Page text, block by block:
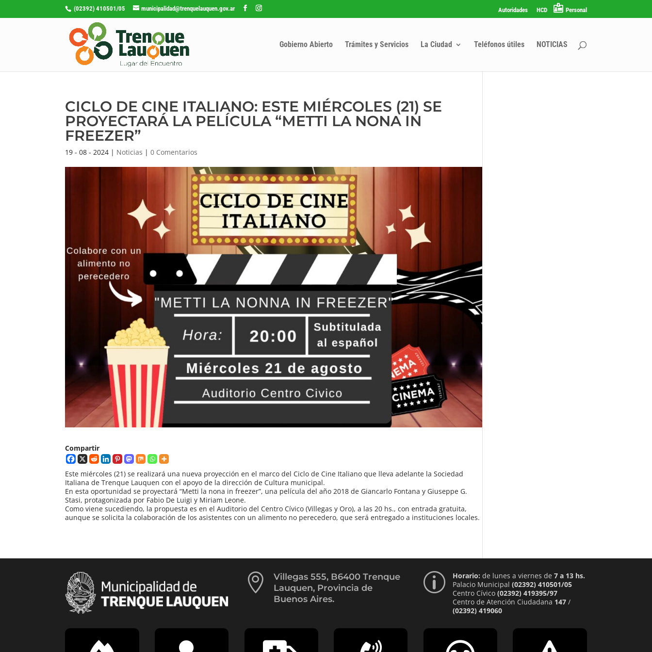
(02392) 410501/05 municipalidad@trenquelauquen.gov.ar Autoridades HCD Personal
Gobierno Abierto Trámites y Servicios La Ciudad Teléfonos útiles NOTICIAS
CICLO DE CINE ITALIANO: ESTE MIÉRCOLES (21) SE
PROYECTARÁ LA PELÍCULA “METTI LA NONA IN
FREEZER”
19 - 08 - 2024 | Noticias |0 Comentarios
Compartir
Este miércoles (21) se realizará una nueva proyección en el marco del Ciclo de Cine Italiano que lleva adelante la Sociedad
Italiana de Trenque Lauquen con el apoyo de la dirección de Cultura municipal.
En esta oportunidad se proyectará “Metti la nona in freezer”, una película del año 2018 de Giancarlo Fontana y Giuseppe G.
Stasi, protagonizada por Fabio De Luigi y Miriam Leone.
Como viene sucediendo, la propuesta es en el Auditorio del Centro Cívico (Villegas y Oro), a las 20 hs., con entrada gratuita,
aunque se solicita la colaboración de los asistentes con un alimento no perecedero, que será entregado a instituciones locales.

Villegas 555, B6400 Trenque
Lauquen, Provincia de
Buenos Aires.
p Horario: de lunes a viernes de 7 a 13 hs.
Palacio Municipal (02392) 410501/05
Centro Cívico (02392) 419395/97
Centro de Atención Ciudadana 147/
(02392) 419060